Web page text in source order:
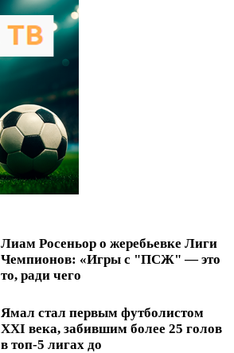
Лиам Росеньор о жеребьевке Лиги
Чемпионов: «Игры с "ПСЖ" — это
то, ради чего
Ямал стал первым футболистом
XXI века, забившим более 25 голов
в топ-5 лигах до